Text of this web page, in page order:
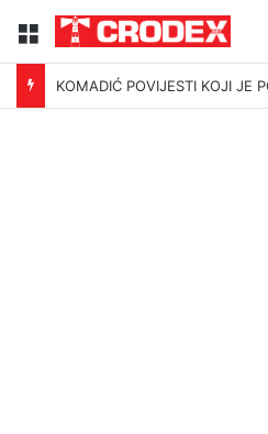
Menu